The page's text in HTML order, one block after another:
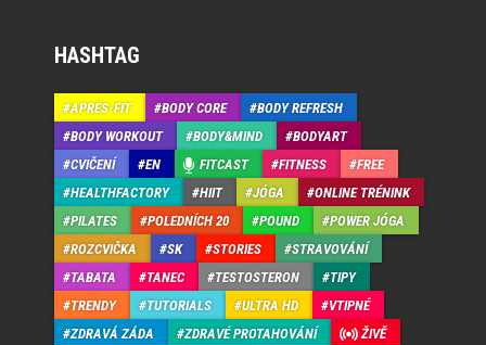
HASHTAG
APRÉS-FIT BODY CORE
BODY REFRESH
BODY WORKOUT
BODY&MIND
BODYART
CVIČENÍ
EN FITCAST FITNESS
FREE
HEALTHFACTORY
HIIT JÓGA
ONLINE TRÉNINK
PILATES
POLEDNÍCH 20 POUND
POWER JÓGA
ROZCVIČKA
SK STORIES
STRAVOVÁNÍ
TABATA
TANEC TESTOSTERON
TIPY
TRENDY
TUTORIALS ULTRA HD
VTIPNÉ
ZDRAVÁ ZÁDA
ZDRAVÉ PROTAHOVÁNÍ ŽIVĚ